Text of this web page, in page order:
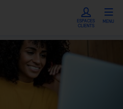
ESPACES
CLIENTS
MENU